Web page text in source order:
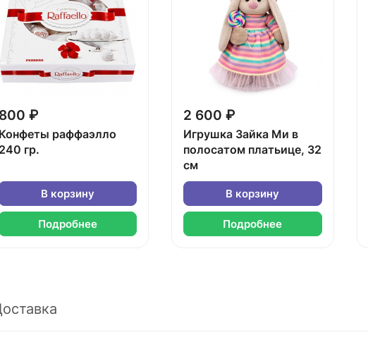
800 ₽
Конфеты раффаэлло
240 гр.
В корзину
Подробнее
2 600 ₽
Игрушка Зайка Ми в
полосатом платьице, 32
см
В корзину
Подробнее